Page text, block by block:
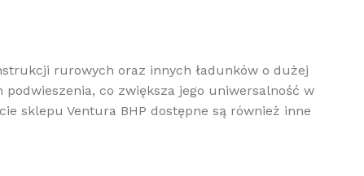
rurowych oraz innych ładunków o dużej
co zwiększa jego uniwersalność w
sklepu Ventura BHP dostępne są również inne